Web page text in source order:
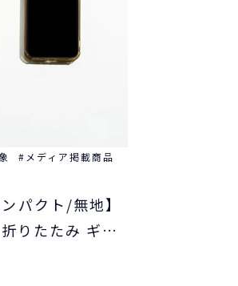
メディア掲載商品
パクト/無地】
りたたみ ギフ